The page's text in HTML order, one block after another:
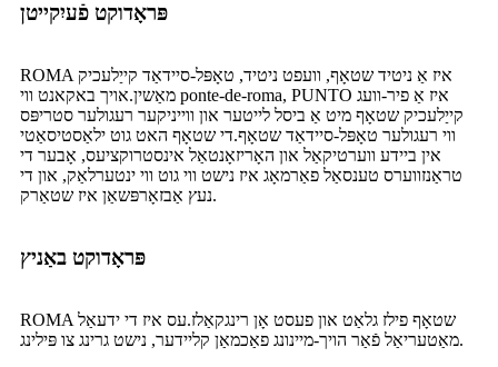
פּראָדוקט פֿעיִקייטן
ROMA איז אַ ניטיד שטאָף, וועפט ניטיד, טאָפּל-סיידאַד קייַלעכיק
מאַשין.אויך באקאנט ווי ponte-de-roma, PUNTO איז אַ פיר-וועג
קייַלעכיק שטאָף מיט אַ ביסל לייטער און ווייניקער רעגולער סטריפּס
ווי רעגולער טאָפּל-סיידאַד שטאָף.די שטאָף האט גוט ילאַסטיסאַטי
אין ביידע ווערטיקאַל און האָריזאָנטאַל אינסטרוקציעס, אָבער די
טראַנזווערס טענסאַל פאַרמאָג איז נישט ווי גוט ווי ינטערלאַק, און די
נעץ אַבזאָרפּשאַן איז שטאַרק.
פּראָדוקט באַניץ
ROMA שטאָף פילז גלאַט און פעסט אָן רינגקאַלז.עס איז די ידעאַל
מאַטעריאַל פֿאַר הויך-מיינונג פאַכמאַן קליידער, נישט גרינג צו פּילינג.